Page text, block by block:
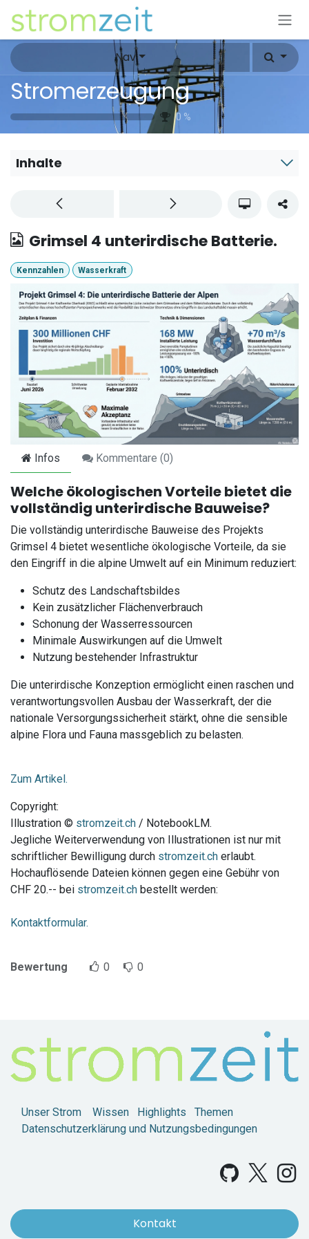
Zum Inhalt springen
Nav
Stromerzeugung
0 %
Inhalte
Grimsel 4 unterirdische Batterie.
Kennzahlen Wasserkraft
Infos Kommentare (0)
Welche ökologischen Vorteile bietet die
vollständig unterirdische Bauweise?
Die vollständig unterirdische Bauweise des Projekts
Grimsel 4 bietet wesentliche ökologische Vorteile, da sie
den Eingriff in die alpine Umwelt auf ein Minimum reduziert:
Schutz des Landschaftsbildes
Kein zusätzlicher Flächenverbrauch
Schonung der Wasserressourcen
Minimale Auswirkungen auf die Umwelt
Nutzung bestehender Infrastruktur
Die unterirdische Konzeption ermöglicht einen raschen und
verantwortungsvollen Ausbau der Wasserkraft, der die
nationale Versorgungssicherheit stärkt, ohne die sensible
alpine Flora und Fauna massgeblich zu belasten.
Zum Artikel.
Copyright:
Illustration © stromzeit.ch / NotebookLM.
Jegliche Weiterverwendung von Illustrationen ist nur mit
schriftlicher Bewilligung durch stromzeit.ch erlaubt.
Hochauflösende Dateien können gegen eine Gebühr von
CHF 20.-- bei stromzeit.ch bestellt werden:
Kontaktformular.
Bewertung 0 0
Unser Strom Wissen Highlights
Themen
Datenschutzerklärung und Nutzungsbedingungen
Kontakt